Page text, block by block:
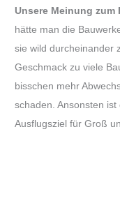
Unsere Meinung zum
hätte man die
sie wild durcheinander
Geschmack zu viele
bisschen mehr
schaden. Ansonsten
Ausflugsziel für Groß